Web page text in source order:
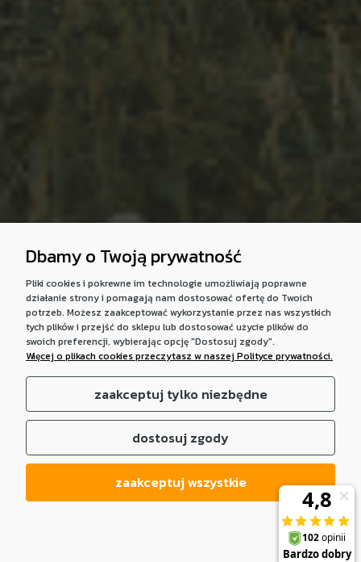
Dbamy o Twoją prywatność
Pliki cookies i pokrewne im technologie umożliwiają poprawne
działanie strony i pomagają nam dostosować ofertę do Twoich
potrzeb. Możesz zaakceptować wykorzystanie przez nas wszystkich
tych plików i przejść do sklepu lub dostosować użycie plików do
swoich preferencji, wybierając opcję "Dostosuj zgody".
Więcej o plikach cookies przeczytasz w naszej Polityce prywatności.
zaakceptuj tylko niezbędne
dostosuj zgody
zaakceptuj wszystkie